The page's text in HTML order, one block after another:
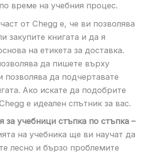
време на учебния процес.
от Chegg е, че ви позволява
закупите книгата и да я
на етикета за доставка.
да пишете върху
позволява да подчертавате
Ако искате да подобрите
е идеален спътник за вас.
за учебници стъпка по стъпка –
на учебника ще ви научат да
лесно и бързо проблемите